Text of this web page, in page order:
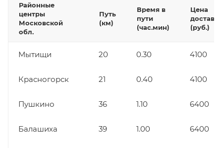
Районные
центры
Московской
обл.
Путь
(км)
Время в
пути
(час.мин)
Цена
(руб.)
Мытищи 20 0.30 4100
Красногорск 21 0.40 4100
Пушкино 36 1.10 6400
Балашиха 39 1.00 6400